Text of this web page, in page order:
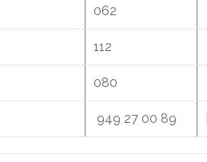
062
112
080
949 27 00 89